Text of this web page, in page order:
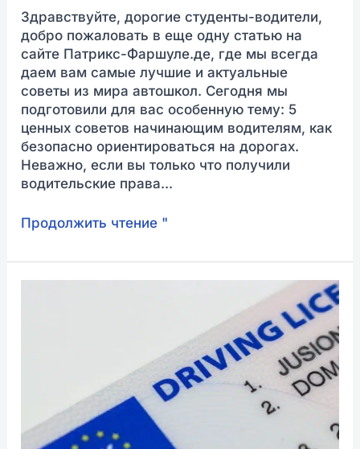
Здравствуйте, дорогие студенты-водители,
добро пожаловать в еще одну статью на
сайте Патрикс-Фаршуле.де, где мы всегда
даем вам самые лучшие и актуальные
советы из мира автошкол. Сегодня мы
подготовили для вас особенную тему: 5
ценных советов начинающим водителям, как
безопасно ориентироваться на дорогах.
Неважно, если вы только что получили
водительские права...
Продолжить чтение "
нужно
знать